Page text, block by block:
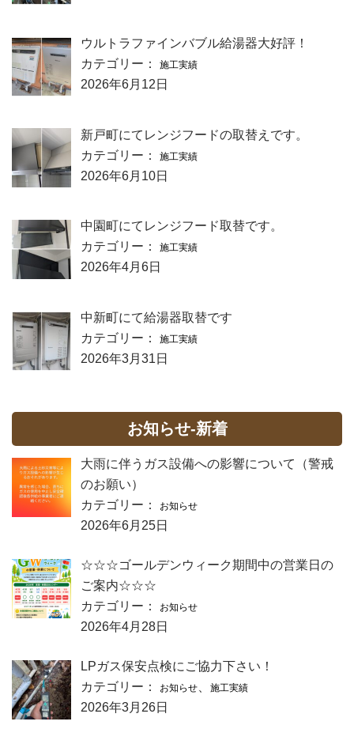
ウルトラファインバブル給湯器大好評！
カテゴリー：
施工実績
2026年6月12日
新戸町にてレンジフードの取替えです。
カテゴリー：
施工実績
2026年6月10日
中園町にてレンジフード取替です。
カテゴリー：
施工実績
2026年4月6日
中新町にて給湯器取替です
カテゴリー：
施工実績
2026年3月31日
お知らせ-新着
大雨に伴うガス設備への影響について（警戒
のお願い）
カテゴリー：
お知らせ
2026年6月25日
☆☆☆ゴールデンウィーク期間中の営業日の
ご案内☆☆☆
カテゴリー：
お知らせ
2026年4月28日
LPガス保安点検にご協力下さい！
カテゴリー：
お知らせ 施工実績
2026年3月26日